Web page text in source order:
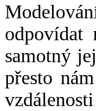
odpovídat
samotný
přesto